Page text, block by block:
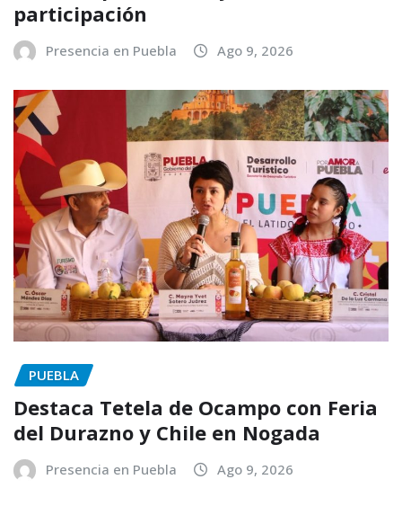
participación
Presencia en Puebla Ago 9, 2026
PUEBLA
Destaca Tetela de Ocampo con Feria
del Durazno y Chile en Nogada
Presencia en Puebla Ago 9, 2026